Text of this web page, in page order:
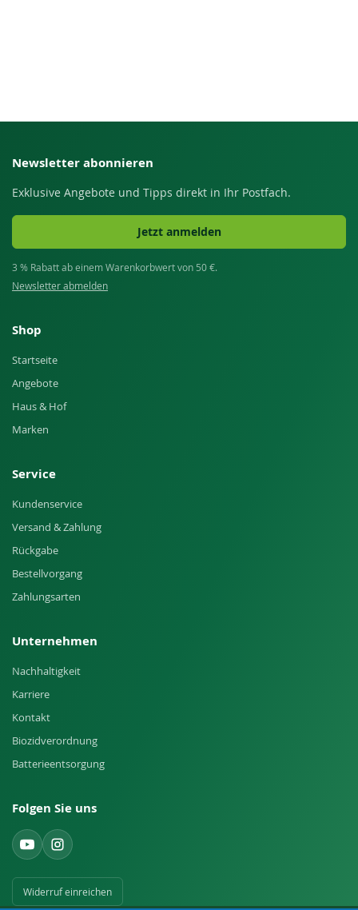
Newsletter abonnieren
Exklusive Angebote und Tipps direkt in Ihr Postfach.
Jetzt anmelden
3 % Rabatt ab einem Warenkorbwert von 50 €.
Newsletter abmelden
Shop
Startseite
Angebote
Haus & Hof
Marken
Service
Kundenservice
Versand & Zahlung
Rückgabe
Bestellvorgang
Zahlungsarten
Unternehmen
Nachhaltigkeit
Karriere
Kontakt
Biozidverordnung
Batterieentsorgung
Folgen Sie uns
Widerruf einreichen